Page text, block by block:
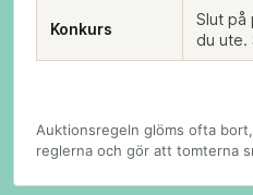
Konkurs
Slut på
du ute.
Auktionsregeln glöms ofta
reglerna och gör att tomterna